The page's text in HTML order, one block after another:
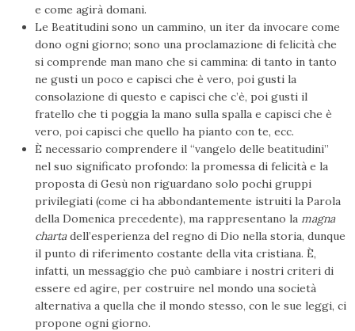
e come agirà domani.
Le Beatitudini sono un cammino, un iter da invocare come
dono ogni giorno; sono una proclamazione di felicità che
si comprende man mano che si cammina: di tanto in tanto
ne gusti un poco e capisci che è vero, poi gusti la
consolazione di questo e capisci che c’è, poi gusti il
fratello che ti poggia la mano sulla spalla e capisci che è
vero, poi capisci che quello ha pianto con te, ecc.
È necessario comprendere il “vangelo delle beatitudini”
nel suo significato profondo: la promessa di felicità e la
proposta di Gesù non riguardano solo pochi gruppi
privilegiati (come ci ha abbondantemente istruiti la Parola
della Domenica precedente), ma rappresentano la magna
chartadell’esperienza del regno di Dio nella storia, dunque
il punto di riferimento costante della vita cristiana. È,
infatti, un messaggio che può cambiare i nostri criteri di
essere ed agire, per costruire nel mondo una società
alternativa a quella che il mondo stesso, con le sue leggi, ci
propone ogni giorno.